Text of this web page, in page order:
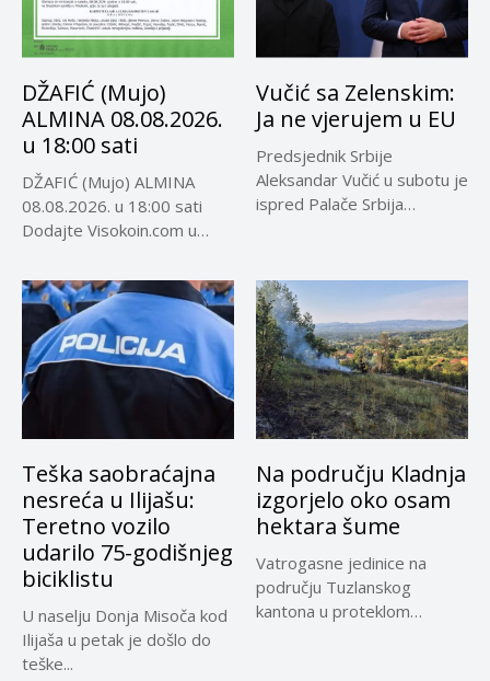
DŽAFIĆ (Mujo)
ALMINA 08.08.2026.
u 18:00 sati
DŽAFIĆ (Mujo) ALMINA
08.08.2026. u 18:00 sati
Dodajte Visokoin.com u
Vučić sa Zelenskim:
Ja ne vjerujem u EU
Predsjednik Srbije
Aleksandar Vučić u subotu je
ispred Palače Srbija
Teška saobraćajna
nesreća u Ilijašu:
Teretno vozilo
udarilo 75-godišnjeg
biciklistu
U naselju Donja Misoča kod
Ilijaša u petak je došlo do
teške...
Na području Kladnja
izgorjelo oko osam
hektara šume
Vatrogasne jedinice na
području Tuzlanskog
kantona u proteklom